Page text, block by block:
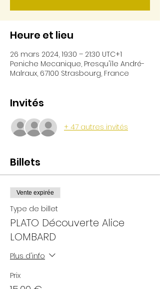
Heure et lieu
26 mars 2024, 19:30 – 21:30 UTC+1
Peniche Mecanique, Presqu'île André-
Malraux, 67100 Strasbourg, France
Invités
+ 47 autres invités
Billets
Vente expirée
Type de billet
PLATO Découverte Alice
LOMBARD
Plus d'info
Prix